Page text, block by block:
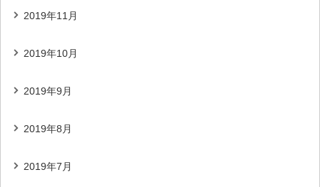
2019年11月
2019年10月
2019年9月
2019年8月
2019年7月